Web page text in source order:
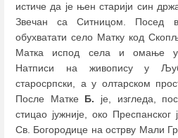
истиче да је њен старији син
Звечан са Ситницом. Посед
обухватати село Матку код
Матка испод села и омање
Натписи на живопису у
старосрпски, а у олтарском
После Матке Б. је, изгледа,
стицао јужније, око Преспанског
Св. Богородице на острву Мали